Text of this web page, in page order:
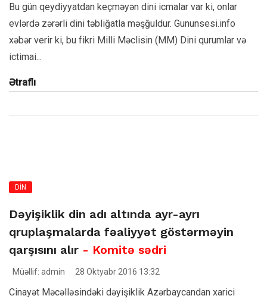
Bu gün qeydiyyatdan keçməyən dini icmalar var ki, onlar
evlərdə zərərli dini təbliğatla məşğuldur. Gununsesi.info
xəbər verir ki, bu fikri Milli Məclisin (MM) Dini qurumlar və
ictimai...
Ətraflı
DİN
Dəyişiklik din adı altında ayr-ayrı
qruplaşmalarda fəaliyyət göstərməyin
qarşısını alır - Komitə sədri
Müəllif: admin 28 Oktyabr 2016 13:32
Cinayət Məcəlləsindəki dəyişiklik Azərbaycandan xarici